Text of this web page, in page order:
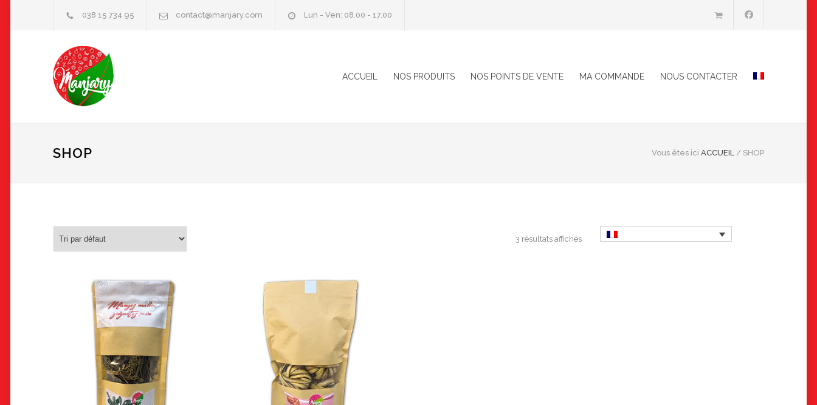
038 15 734 95 contact@manjary.com Lun - Ven: 08.00 - 17.00
ACCUEIL NOS PRODUITS NOS POINTS DE VENTE MA COMMANDE NOUS CONTACTER
SHOP Vous êtes ici ACCUEIL / SHOP
3 résultats affichés